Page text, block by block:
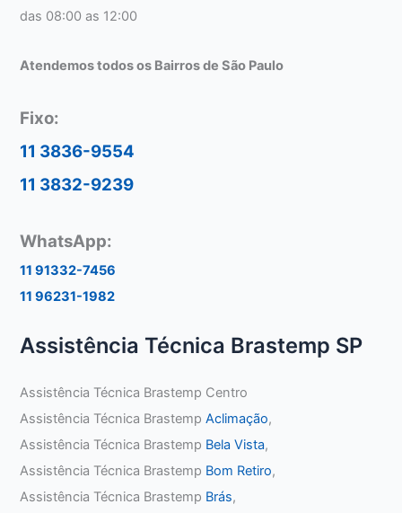
das 08:00 as 12:00
Atendemos todos os Bairros de São Paulo
Fixo:
11 3836-9554
11 3832-9239
WhatsApp:
11 91332-7456
11 96231-1982
Assistência Técnica Brastemp SP
Assistência Técnica Brastemp Centro
Assistência Técnica BrastempAclimação,
Assistência Técnica Brastemp Bela Vista,
Assistência Técnica Brastemp Bom Retiro,
Assistência Técnica Brastemp Brás,